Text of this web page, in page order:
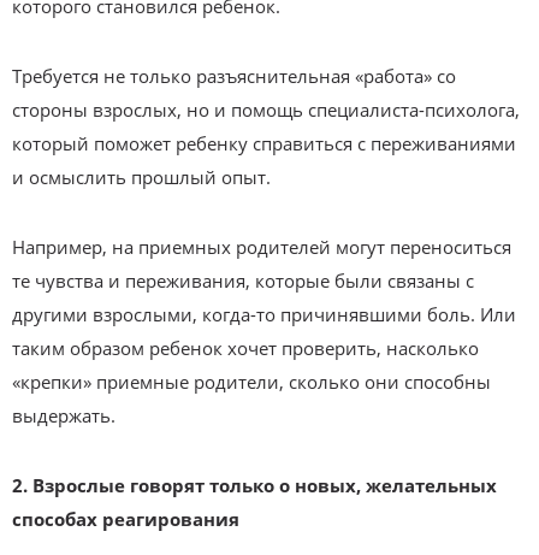
которого становился ребенок.
Требуется не только разъяснительная «работа» со
стороны взрослых, но и помощь специалиста-психолога,
который поможет ребенку справиться с переживаниями
и осмыслить прошлый опыт.
Например, на приемных родителей могут переноситься
те чувства и переживания, которые были связаны с
другими взрослыми, когда-то причинявшими боль. Или
таким образом ребенок хочет проверить, насколько
«крепки» приемные родители, сколько они способны
выдержать.
2. Взрослые говорят только о новых, желательных
способах реагирования